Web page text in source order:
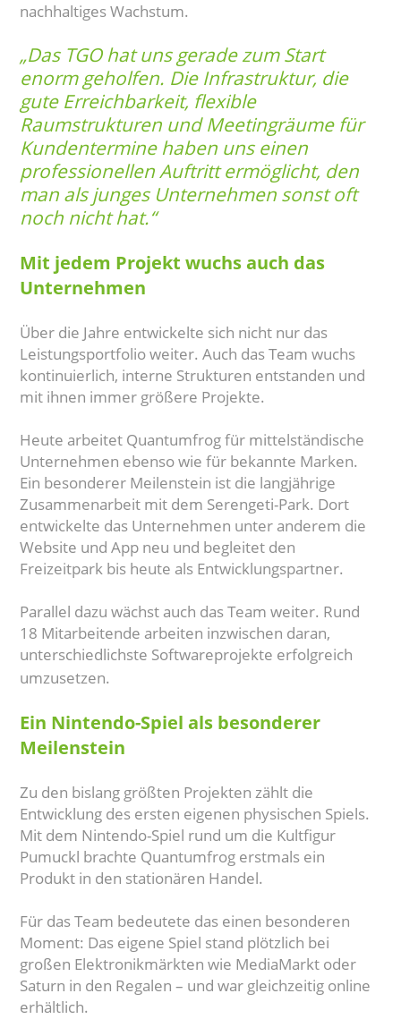
nachhaltiges Wachstum.
„Das TGO hat uns gerade zum Start
enorm geholfen. Die Infrastruktur, die
gute Erreichbarkeit, flexible
Raumstrukturen und Meetingräume für
Kundentermine haben uns einen
professionellen Auftritt ermöglicht, den
man als junges Unternehmen sonst oft
noch nicht hat.“
Mit jedem Projekt wuchs auch das
Unternehmen
Über die Jahre entwickelte sich nicht nur das
Leistungsportfolio weiter. Auch das Team wuchs
kontinuierlich, interne Strukturen entstanden und
mit ihnen immer größere Projekte.
Heute arbeitet Quantumfrog für mittelständische
Unternehmen ebenso wie für bekannte Marken.
Ein besonderer Meilenstein ist die langjährige
Zusammenarbeit mit dem Serengeti-Park. Dort
entwickelte das Unternehmen unter anderem die
Website und App neu und begleitet den
Freizeitpark bis heute als Entwicklungspartner.
Parallel dazu wächst auch das Team weiter. Rund
18 Mitarbeitende arbeiten inzwischen daran,
unterschiedlichste Softwareprojekte erfolgreich
umzusetzen.
Ein Nintendo-Spiel als besonderer
Meilenstein
Zu den bislang größten Projekten zählt die
Entwicklung des ersten eigenen physischen Spiels.
Mit dem Nintendo-Spiel rund um die Kultfigur
Pumuckl brachte Quantumfrog erstmals ein
Produkt in den stationären Handel.
Für das Team bedeutete das einen besonderen
Moment: Das eigene Spiel stand plötzlich bei
großen Elektronikmärkten wie MediaMarkt oder
Saturn in den Regalen – und war gleichzeitig online
erhältlich.